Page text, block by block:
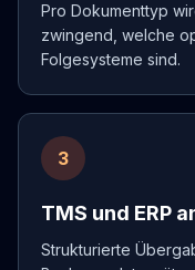
Pro Dokumenttyp
zwingend, welche
Folgesysteme sind.
3
TMS und ERP
Strukturierte